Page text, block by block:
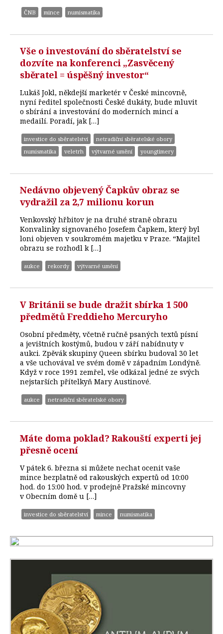
ČNB mince numismatika
Vše o investování do sběratelství se
dozvíte na konferenci „Zasvěcený
sběratel = úspěšný investor“
Lukáš Jokl, někdejší marketér v České mincovně,
nyní ředitel společnosti České dukáty, bude mluvit
o sbírání a investování do moderních mincí a
medailí. Poradí, jak […]
investice do sběratelství
netradiční sběratelské obory
numismatika
veletrh výtvarné umění youngtimery
Nedávno objevený Čapkův obraz se
vydražil za 2,7 milionu korun
Venkovský hřbitov je na druhé straně obrazu
Konvalinky signovaného Josefem Čapkem, který byl
loni objeven v soukromém majetku v Praze. “Majitel
obrazu se rozhodl k […]
aukce rekordy výtvarné umění
V Británii se bude dražit sbírka 1 500
předmětů Freddieho Mercuryho
Osobní předměty, včetně ručně psaných textů písní
a jevištních kostýmů, budou v září nabídnuty v
aukci. Zpěvák skupiny Queen sbírku budoval 30 let
a vše uchovával ve svém domě v západním Londýně.
Když v roce 1991 zemřel, vše odkázal jedné ze svých
nejstarších přítelkyň Mary Austinové.
aukce netradiční sběratelské obory
Máte doma poklad? Rakouští experti jej
přesně ocení
V pátek 6. března si můžete nechat ocenit vaše
mince bezplatně od rakouských expertů od 10:00
hod. do 15:00 hod. v prodejně Pražské mincovny
v Obecním domě u […]
investice do sběratelství mince numismatika